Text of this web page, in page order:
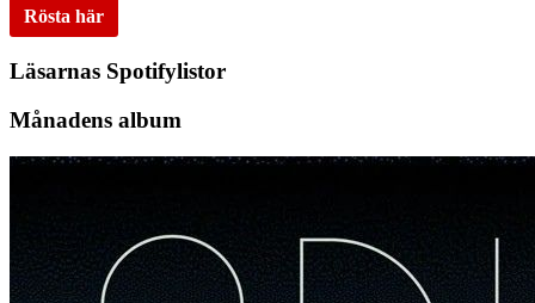
Rösta här
Läsarnas Spotifylistor
Månadens album